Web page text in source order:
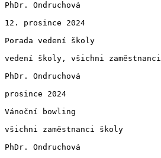
PhDr. Ondruchová
12. prosince 2024
Porada vedení školy
vedení školy, všichni zaměstnanci
PhDr. Ondruchová
prosince 2024
Vánoční bowling
všichni zaměstnanci školy
PhDr. Ondruchová